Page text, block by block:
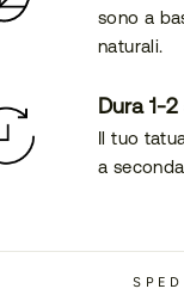
sono a
naturali.
Dura 1-
Il tuo
a